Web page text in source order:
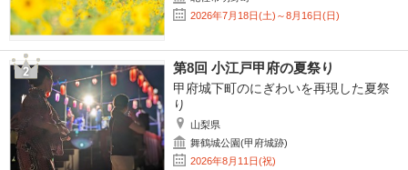
2026年7月18日(土)～8月16日(日)
第8回 小江戸甲府の夏祭り
甲府城下町のにぎわいを再現した夏祭
り
山梨県
舞鶴城公園(甲府城跡)
2026年8月11日(祝)